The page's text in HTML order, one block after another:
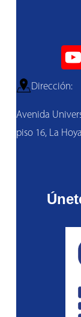
Dirección:
Avenida
piso 16, La